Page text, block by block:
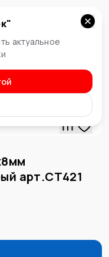
"
актуальное
арт.СТ421